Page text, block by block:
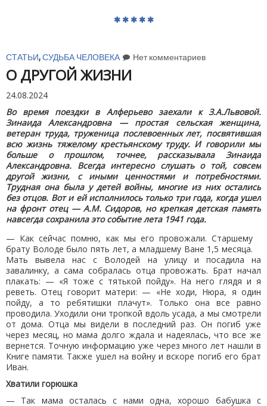
СТАТЬИ,СУДЬБА ЧЕЛОВЕКА Нет комментариев
О ДРУГОЙ ЖИЗНИ
24.08.2024
Во время поездки в Алферьево заехали к З.А.Львовой.
Зинаида Александровна — простая сельская женщина,
ветеран труда, труженица послевоенных лет, посвятившая
всю жизнь тяжелому крестьянскому труду. И говорили мы
больше о прошлом, точнее, рассказывала Зинаида
Александровна. Всегда интересно слушать о той, совсем
другой жизни, с иными ценностями и потребностями.
Трудная она была у детей войны, многие из них остались
без отцов. Вот и ей исполнилось только три года, когда ушел
на фронт отец — А.М. Сидоров, но крепкая детская память
навсегда сохранила это событие лета 1941 года.
— Как сейчас помню, как мы его провожали. Старшему
брату Володе было пять лет, а младшему Ване 1,5 месяца.
Мать вывела нас с Володей на улицу и посадила на
завалинку, а сама собралась отца провожать. Брат начал
плакать: — «Я тоже с тятькой пойду». На него глядя и я
реветь. Отец говорит матери: — «Не ходи, Нюра, я один
пойду, а то ребятишки плачут». Только она все равно
проводила. Уходили они тропкой вдоль усада, а мы смотрели
от дома. Отца мы видели в последний раз. Он погиб уже
через месяц, но мама долго ждала и надеялась, что все же
вернется. Точную информацию уже через много лет нашли в
Книге памяти. Также ушел на войну и вскоре погиб его брат
Иван.
Хватили горюшка
— Так мама осталась с нами одна, хорошо бабушка с